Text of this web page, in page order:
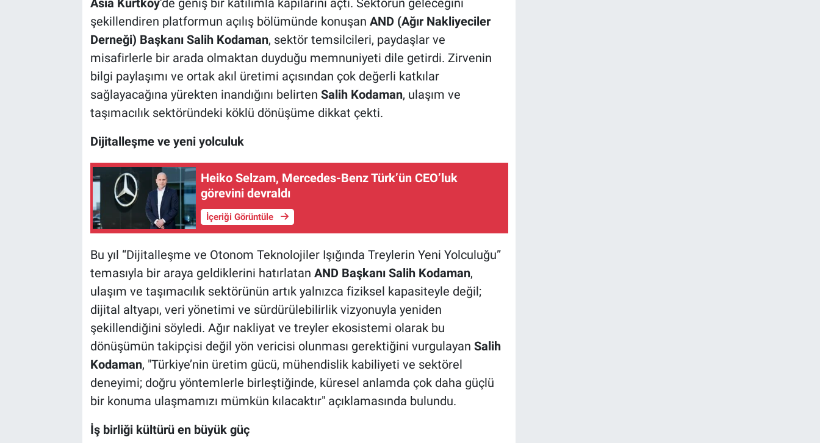
Asia Kurtköy’de geniş bir katılımla kapılarını açtı. Sektörün geleceğini
şekillendiren platformun açılış bölümünde konuşan AND (Ağır Nakliyeciler
Derneği) Başkanı Salih Kodaman, sektör temsilcileri, paydaşlar ve
misafirlerle bir arada olmaktan duyduğu memnuniyeti dile getirdi. Zirvenin
bilgi paylaşımı ve ortak akıl üretimi açısından çok değerli katkılar
sağlayacağına yürekten inandığını belirten Salih Kodaman, ulaşım ve
taşımacılık sektöründeki köklü dönüşüme dikkat çekti.
Dijitalleşme ve yeni yolculuk
Heiko Selzam, Mercedes-Benz Türk’ün CEO’luk
görevini devraldı
İçeriği Görüntüle
Bu yıl “Dijitalleşme ve Otonom Teknolojiler Işığında Treylerin Yeni Yolculuğu”
temasıyla bir araya geldiklerini hatırlatan AND Başkanı Salih Kodaman,
ulaşım ve taşımacılık sektörünün artık yalnızca fiziksel kapasiteyle değil;
dijital altyapı, veri yönetimi ve sürdürülebilirlik vizyonuyla yeniden
şekillendiğini söyledi. Ağır nakliyat ve treyler ekosistemi olarak bu
dönüşümün takipçisi değil yön vericisi olunması gerektiğini vurgulayan Salih
Kodaman, "Türkiye’nin üretim gücü, mühendislik kabiliyeti ve sektörel
deneyimi; doğru yöntemlerle birleştiğinde, küresel anlamda çok daha güçlü
bir konuma ulaşmamızı mümkün kılacaktır" açıklamasında bulundu.
İş birliği kültürü en büyük güç